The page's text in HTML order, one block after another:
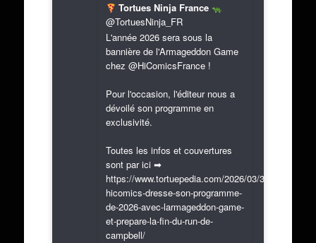
Tortues Ninja France
@TortuesNinja_FR
L'année 2026 sera sous la
bannière de l'Armageddon Game
chez @HiComicsFrance !
Pour l'occasion, l'éditeur nous a
dévoilé son programme en
exclusivité.
Toutes les infos et couvertures
sont par ici ➡
https://www.tortuepedia.com/2026/03/31/exclusif-
hicomics-dresse-son-programme-
de-2026-avec-larmageddon-game-
et-prepare-la-fin-du-run-de-
campbell/